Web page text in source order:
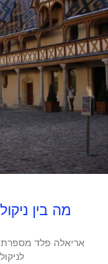
מה בין
אריאלה פלד מספרת